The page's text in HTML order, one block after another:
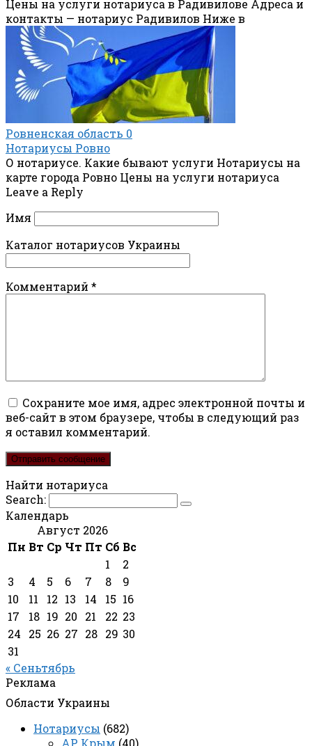
Цены на услуги нотариуса в Радивилове Адреса и
контакты — нотариус Радивилов Ниже в
Ровненская область 0
Нотариусы Ровно
О нотариусе. Какие бывают услуги Нотариусы на
карте города Ровно Цены на услуги нотариуса
Leave a Reply
Имя
Каталог нотариусов Украины
Комментарий *
Сохраните мое имя, адрес электронной почты и
веб-сайт в этом браузере, чтобы в следующий раз
я оставил комментарий.
Найти нотариуса
Search:
Календарь
Август 2026
Пн Вт Ср Чт Пт Сб Вс
1
2
3
4 5 6 7 8
9
10
11 12 13 14 15 16
17
18 19 20 21 22 23
24
25 26 27 28 29 30
31
« Сеньтябрь
Реклама
Области Украины
Нотариусы (682)
АР Крым (40)